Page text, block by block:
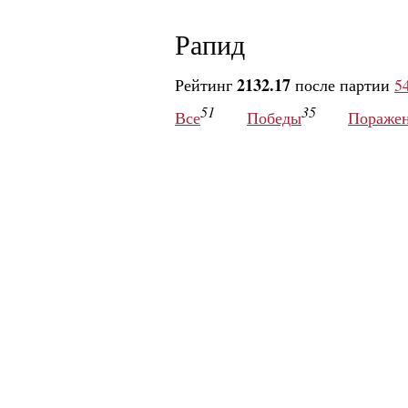
Рапид
Рейтинг 2132.17 после партии
Все51 Победы35